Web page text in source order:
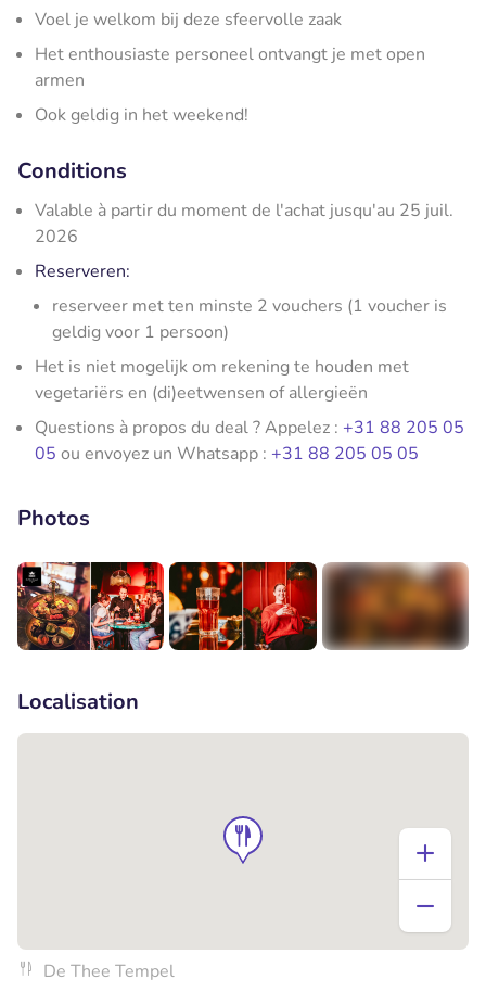
Voel je welkom bij deze sfeervolle zaak
Het enthousiaste personeel ontvangt je met open
armen
Ook geldig in het weekend!
Conditions
Valable à partir du moment de l'achat jusqu'au 25 juil.
2026
Reserveren:
reserveer met ten minste 2 vouchers (1 voucher is
geldig voor 1 persoon)
Het is niet mogelijk om rekening te houden met
vegetariërs en (di)eetwensen of allergieën
Questions à propos du deal ? Appelez : +31 88 205 05
05 ou envoyez un Whatsapp : +31 88 205 05 05
Photos
Localisation
De Thee Tempel